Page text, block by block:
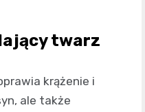
twarz
krążenie i
ale także